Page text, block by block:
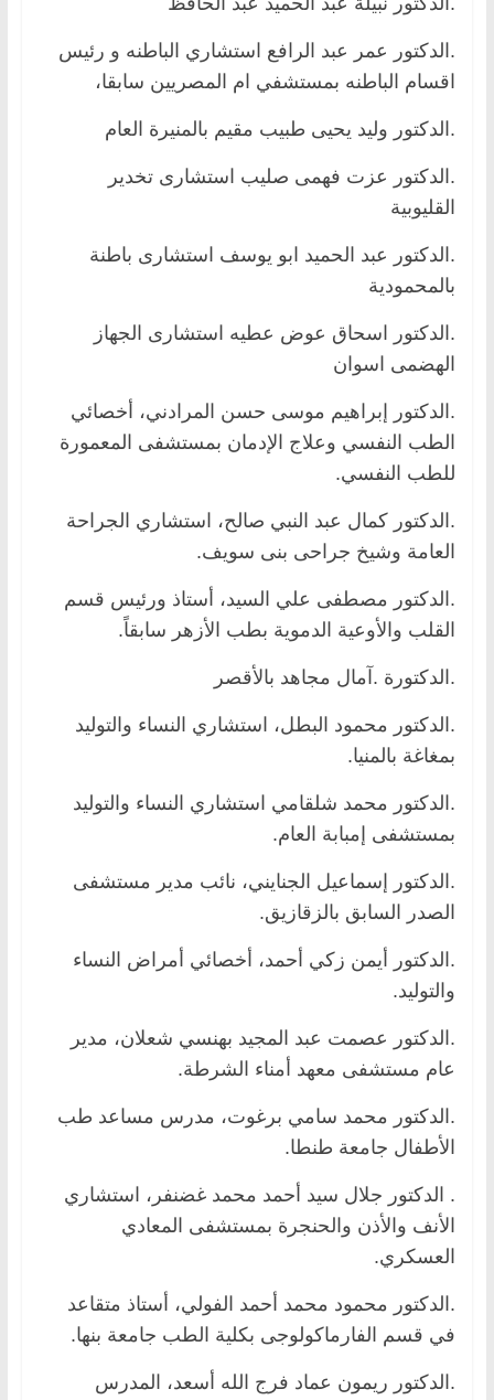
.الدكتور عمر عبد الرافع استشاري الباطنه و رئيس
اقسام الباطنه بمستشفي ام المصريين سابقا،
.الدكتور وليد يحيى طبيب مقيم بالمنيرة العام
.الدكتور عزت فهمى صليب استشارى تخدير
القليوبية
.الدكتور عبد الحميد ابو يوسف استشارى باطنة
بالمحمودية
.الدكتور اسحاق عوض عطيه استشارى الجهاز
الهضمى اسوان
.الدكتور إبراهيم موسى حسن المرادني، أخصائي
الطب النفسي وعلاج الإدمان بمستشفى المعمورة
للطب النفسي.
.الدكتور كمال عبد النبي صالح، استشاري الجراحة
العامة وشيخ جراحى بنى سويف.
.الدكتور مصطفى علي السيد، أستاذ ورئيس قسم
القلب والأوعية الدموية بطب الأزهر سابقاً.
.الدكتورة .آمال مجاهد بالأقصر
.الدكتور محمود البطل، استشاري النساء والتوليد
بمغاغة بالمنيا.
.الدكتور محمد شلقامي استشاري النساء والتوليد
بمستشفى إمبابة العام.
.الدكتور إسماعيل الجنايني، نائب مدير مستشفى
الصدر السابق بالزقازيق.
.الدكتور أيمن زكي أحمد، أخصائي أمراض النساء
والتوليد.
.الدكتور عصمت عبد المجيد بهنسي شعلان، مدير
عام مستشفى معهد أمناء الشرطة.
.الدكتور محمد سامي برغوت، مدرس مساعد طب
الأطفال جامعة طنطا.
. الدكتور جلال سيد أحمد محمد غضنفر، استشاري
الأنف والأذن والحنجرة بمستشفى المعادي
العسكري.
.الدكتور محمود محمد أحمد الفولي، أستاذ متقاعد
في قسم الفارماكولوجى بكلية الطب جامعة بنها.
.الدكتور ريمون عماد فرج الله أسعد، المدرس